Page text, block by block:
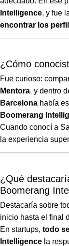
Intelligence, y fue
encontrar los
¿Cómo
Fue curioso:
Mentora, y dentro
Barcelona había
Boomerang
Cuando conocí a
la experiencia
¿Qué
Boomerang
Destacaría sobre
inicio hasta el final
En startups, todo
Intelligence la